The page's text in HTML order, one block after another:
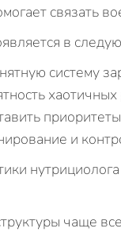
связать
в
систему
и
чаще